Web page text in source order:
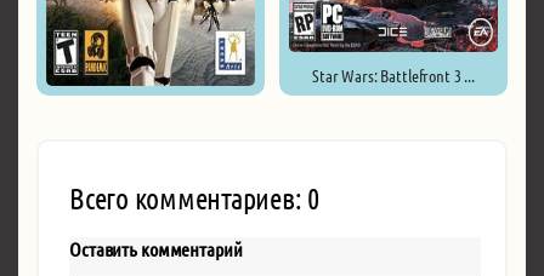
Star Wars: Battlefront 3 ...
Всего комментариев: 0
Оставить комментарий